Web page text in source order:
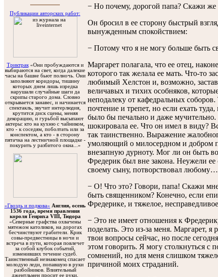
Публикации авторских работ:
Триктрак«Они пробуждаются и
выбираются на свет, когда далекие
часы на башне бьют полночь. Они
заполняют коридоры, тишину
которых днем лишь изредка
нарушали случайные шаги да
скрипы старого дома. Словно
открывается занавес, и начинается
спектакль, звучит интерлюдия,
крутится диск сцены, меняя
декорацию, и гурьбой высыпают
актеры: кто на кухню с чайником,
кто - к соседям, поболтать или за
конспектом, а кто - в сторону
пятачка на лестничной площадке -
покурить у разбитого окна...»
«Гвоздь и подкова» Англия, осень
1536 года, время правления
короля Генриха VIII, Тюдора
«Северные графства охвачены
мятежом католиков, на дорогах
бесчинствуют грабители. Крик
совы-предвестницы в ночи и
встреча в пути, которая повлечет
за собой клубок событий,
изменивших течение судеб.
Таинственный незнакомец спасает
молодую леди, попавшую в руки
разбойников. Влиятельный
джентльмен просит ее руки,
− Но почему, дорогой папа? Скажи
Он бросил в ее сторону быстрый
вынужденным спокойствием:
− Потому что я не могу больше быть
Маргарет полагала, что ее отец,
которого так желала ее мать. Что-то
любимый Хелстон и, возможно,
величавых и тихих особняков,
неподалеку от кафедральных
почтение и трепет, но если ехать
было бы печально и даже
шокировала ее. Что он имел в виду?
так таинственно. Выражение
умоляющий о милосердном и добром
внезапную дурноту. Мог ли он быть
Фредерик был вне закона. Неужели ее
своему сыну, потворствовал любому…
− О! Что это? Говори, папа! Скажи
быть священником? Конечно, если
Фредерике, и тяжелое,
− Это не имеет отношения к
поделать. Это из-за меня. Маргарет, я
твои вопросы сейчас, но после
этом говорить. Я могу столкнуться с
сомнений, но для меня слишком
причиной моих страданий.